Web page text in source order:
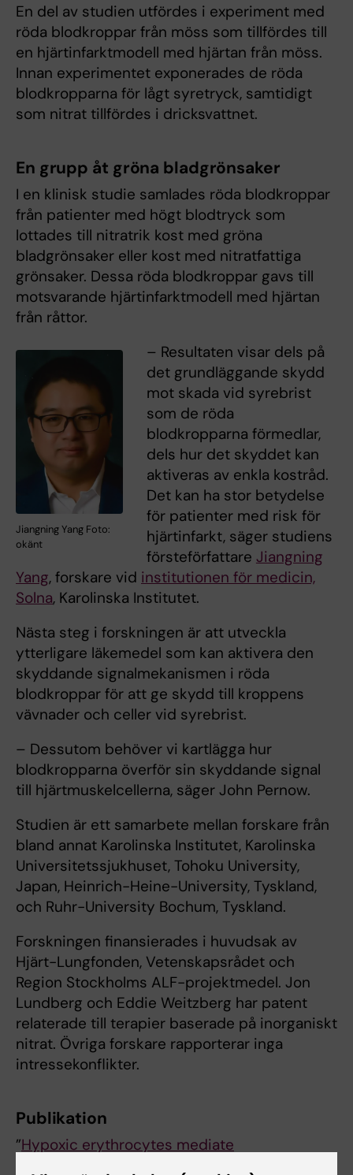
En del av studien utfördes i experiment med
röda blodkroppar från möss som tillfördes till
en hjärtinfarktmodell med hjärtan från möss.
Innan experimentet exponerades de röda
blodkropparna för lågt syretryck, samtidigt
som nitrat tillfördes i dricksvattnet.
En grupp åt gröna bladgrönsaker
I en klinisk studie samlades röda blodkroppar
från patienter med högt blodtryck som
lottades till nitratrik kost med gröna
bladgrönsaker eller kost med nitratfattiga
grönsaker. Dessa röda blodkroppar gavs till
motsvarande hjärtinfarktmodell med hjärtan
från råttor.
Jiangning Yang Foto:
okänt
– Resultaten visar dels på
det grundläggande skydd
mot skada vid syrebrist
som de röda
blodkropparna förmedlar,
dels hur det skyddet kan
aktiveras av enkla kostråd.
Det kan ha stor betydelse
för patienter med risk för
hjärtinfarkt, säger studiens
försteförfattare Jiangning
Yang, forskare vid institutionen för medicin,
Solna, Karolinska Institutet.
Nästa steg i forskningen är att utveckla
ytterligare läkemedel som kan aktivera den
skyddande signalmekanismen i röda
blodkroppar för att ge skydd till kroppens
vävnader och celler vid syrebrist.
– Dessutom behöver vi kartlägga hur
blodkropparna överför sin skyddande signal
till hjärtmuskelcellerna, säger John Pernow.
Studien är ett samarbete mellan forskare från
bland annat Karolinska Institutet, Karolinska
Universitetssjukhuset, Tohoku University,
Japan, Heinrich-Heine-University, Tyskland,
och Ruhr-University Bochum, Tyskland.
Forskningen finansierades i huvudsak av
Hjärt-Lungfonden, Vetenskapsrådet och
Region Stockholms ALF-projektmedel. Jon
Lundberg och Eddie Weitzberg har patent
relaterade till terapier baserade på inorganiskt
nitrat. Övriga forskare rapporterar inga
intressekonflikter.
Publikation
”Hypoxic erythrocytes mediate